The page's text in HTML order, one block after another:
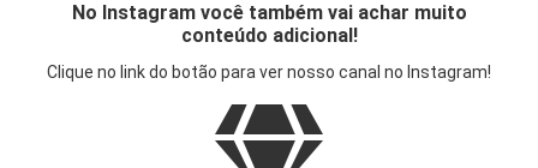
No Instagram você também vai achar muito
conteúdo adicional!
Clique no link do botão para ver nosso canal no Instagram!